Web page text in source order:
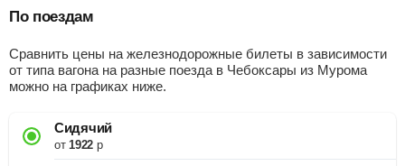
По поездам
Сравнить цены на железнодорожные билеты в зависимости
от типа вагона на разные поезда в Чебоксары из Мурома
можно на графиках ниже.
Сидячий
от1922р